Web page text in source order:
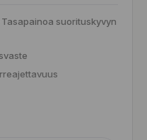
Tasapainoa suorituskyvyn